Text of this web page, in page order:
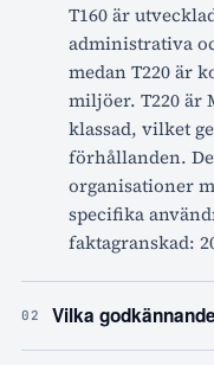
T160 är
administrativa
medan T220 är
miljöer. T220 är
klassad, vilket
förhållanden.
organisationer
specifika
faktagranskad:
02 Vilka